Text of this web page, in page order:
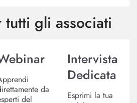
gli associati
da
del
Intervista
Dedicata
Esprimi la tua